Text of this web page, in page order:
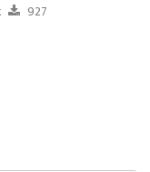
927